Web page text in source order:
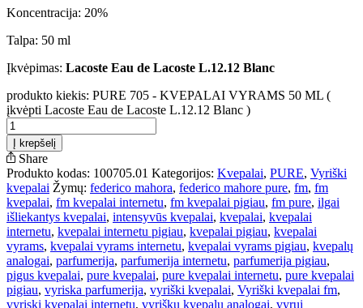
Koncentracija: 20%
Talpa: 50 ml
Įkvėpimas: Lacoste Eau de Lacoste L.12.12 Blanc
produkto kiekis: PURE 705 - KVEPALAI VYRAMS 50 ML (
įkvėpti Lacoste Eau de Lacoste L.12.12 Blanc )
Į krepšelį
Share
Produkto kodas: 100705.01 Kategorijos: Kvepalai, PURE, Vyriški
kvepalai Žymų: federico mahora, federico mahore pure, fm, fm
kvepalai, fm kvepalai internetu, fm kvepalai pigiau, fm pure, ilgai
išliekantys kvepalai, intensyvūs kvepalai, kvepalai, kvepalai
internetu, kvepalai internetu pigiau, kvepalai pigiau, kvepalai
vyrams, kvepalai vyrams internetu, kvepalai vyrams pigiau, kvepalų
analogai, parfumerija, parfumerija internetu, parfumerija pigiau,
pigus kvepalai, pure kvepalai, pure kvepalai internetu, pure kvepalai
pigiau, vyriska parfumerija, vyriški kvepalai, Vyriški kvepalai fm,
vyriski kvepalai internetu, vyriškų kvepalų analogai, vyrui